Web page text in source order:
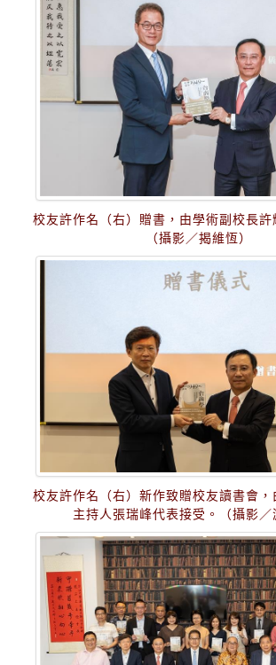
校友許作名（右）贈書，由學術副校長許
（攝影／揭維恆）
校友許作名（右）新作致贈校友讀書會
主持人張瑞峰代表接受。（攝影／